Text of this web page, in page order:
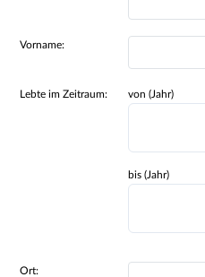
Vorname:
Lebte im Zeitraum: von (Jahr)
bis (Jahr)
Ort: